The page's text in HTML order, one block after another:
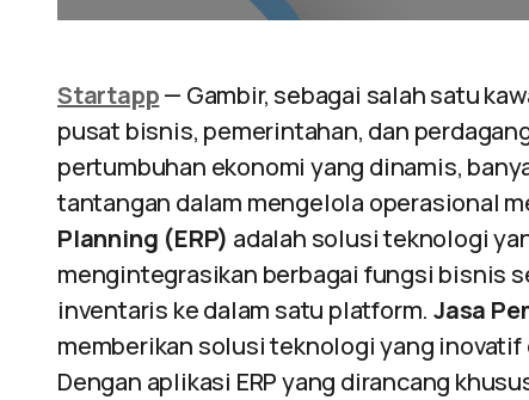
Startapp— Gambir, sebagai salah satu
pusat bisnis, pemerintahan, dan
pertumbuhan ekonomi yang dinamis,
tantangan dalam mengelola operasional
Planning (ERP) adalah solusi teknologi
mengintegrasikan berbagai fungsi bisnis
inventaris ke dalam satu platform. Jasa
memberikan solusi teknologi yang
Dengan aplikasi ERP yang dirancang